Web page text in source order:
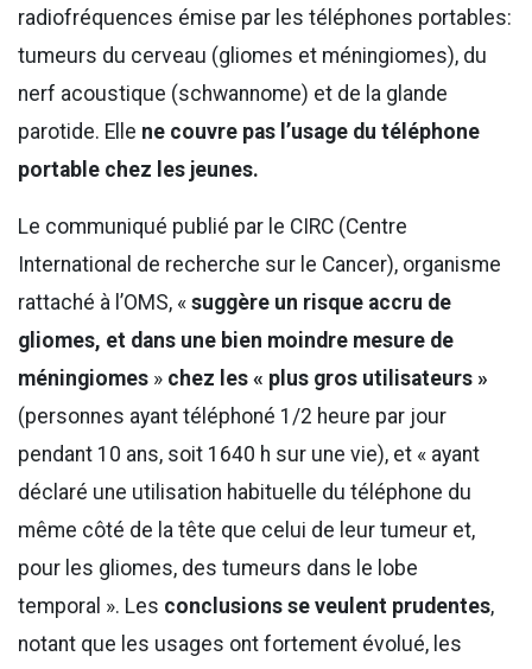
radiofréquences émise par les téléphones portables:
tumeurs du cerveau (gliomes et méningiomes), du
nerf acoustique (schwannome) et de la glande
parotide. Elle ne couvre pas l’usage du téléphone
portable chez les jeunes.
Le communiqué publié par le CIRC (Centre
International de recherche sur le Cancer), organisme
rattaché à l’OMS, « suggère un risque accru de
gliomes, et dans une bien moindre mesure de
méningiomes » chez les « plus gros utilisateurs »
(personnes ayant téléphoné 1/2 heure par jour
pendant 10 ans, soit 1640 h sur une vie), et « ayant
déclaré une utilisation habituelle du téléphone du
même côté de la tête que celui de leur tumeur et,
pour les gliomes, des tumeurs dans le lobe
temporal ». Les conclusions se veulent prudentes,
notant que les usages ont fortement évolué, les